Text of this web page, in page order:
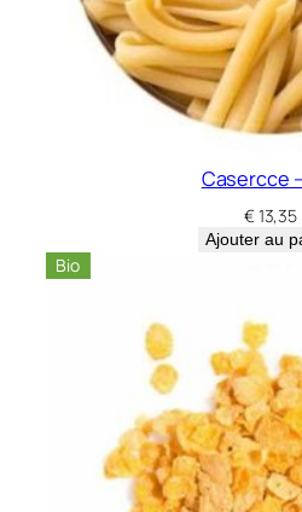
Casercce
€13,35
Ajouter au
Bio